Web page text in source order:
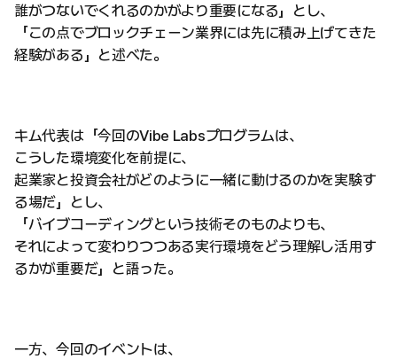
誰がつないでくれるのかがより重要になる」とし、
「この点でブロックチェーン業界には先に積み上げてきた
経験がある」と述べた。
キム代表は「今回のVibe Labsプログラムは、
こうした環境変化を前提に、
起業家と投資会社がどのように一緒に動けるのかを実験す
る場だ」とし、
「バイブコーディングという技術そのものよりも、
それによって変わりつつある実行環境をどう理解し活用す
るかが重要だ」と語った。
一方、今回のイベントは、